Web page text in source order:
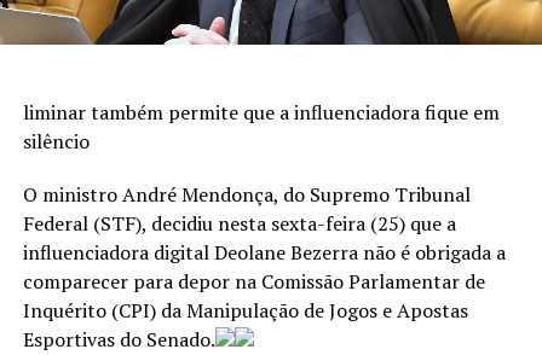
liminar também permite que a influenciadora fique em
silêncio
O ministro André Mendonça, do Supremo Tribunal
Federal (STF), decidiu nesta sexta-feira (25) que a
influenciadora digital Deolane Bezerra não é obrigada a
comparecer para depor na Comissão Parlamentar de
Inquérito (CPI) da Manipulação de Jogos e Apostas
Esportivas do Senado.